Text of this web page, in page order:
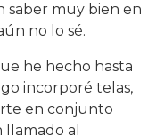
saber muy bien en
no lo sé.
he hecho hasta
incorporé telas,
en conjunto
al